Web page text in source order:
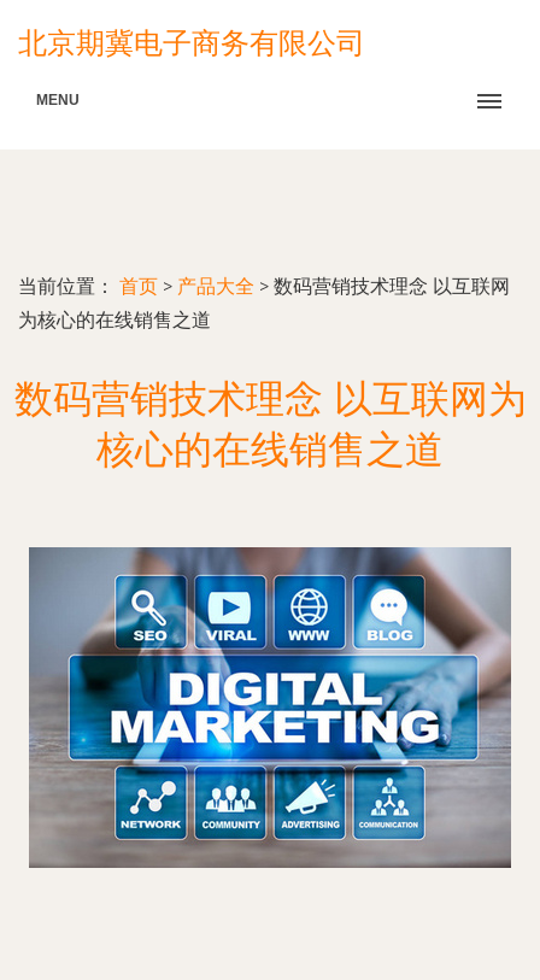
北京期冀电子商务有限公司
MENU
当前位置： 首页 > 产品大全 > 数码营销技术理念 以互联网
为核心的在线销售之道
数码营销技术理念 以互联网为
核心的在线销售之道